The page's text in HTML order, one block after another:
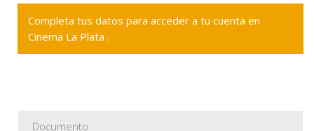
Completa tus datos para acceder a tu cuenta en
Cinema La Plata .